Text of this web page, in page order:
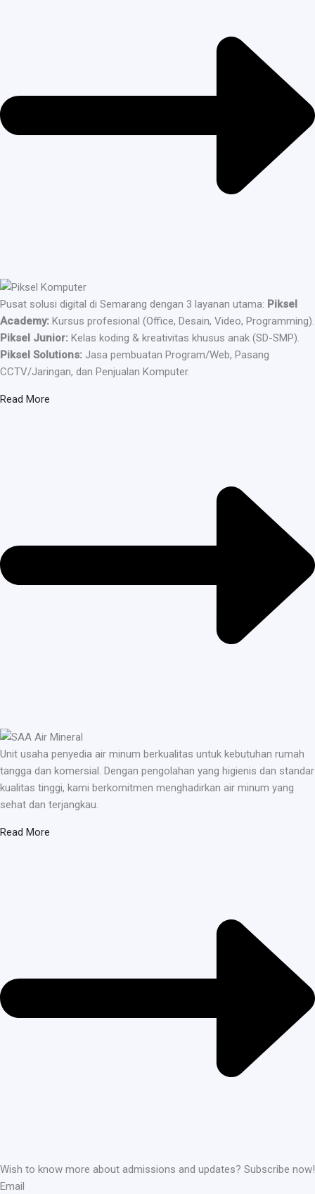
Pusat solusi digital di Semarang dengan 3 layanan utama: Piksel
Academy: Kursus profesional (Office, Desain, Video, Programming).
Piksel Junior: Kelas koding & kreativitas khusus anak (SD-SMP).
Piksel Solutions: Jasa pembuatan Program/Web, Pasang
CCTV/Jaringan, dan Penjualan Komputer.
Read More
Unit usaha penyedia air minum berkualitas untuk kebutuhan rumah
tangga dan komersial. Dengan pengolahan yang higienis dan standar
kualitas tinggi, kami berkomitmen menghadirkan air minum yang
sehat dan terjangkau.
Read More
Wish to know more about admissions and updates? Subscribe now!
Email